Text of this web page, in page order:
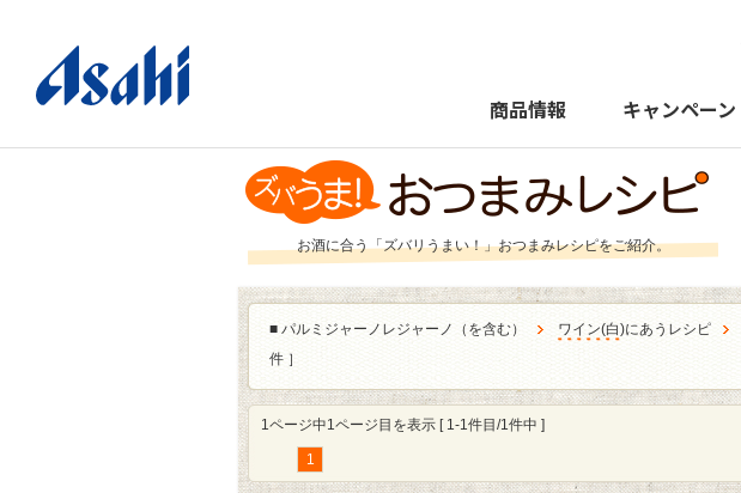
商品情報 キャンペーン
お酒に合う「ズバリうまい！」おつまみレシピをご紹介。
■ パルミジャーノレジャーノ（を含む） ワイン(白)にあうレシピ
件 ］
1ページ中1ページ目を表示 [ 1-1件目/1件中 ]
1